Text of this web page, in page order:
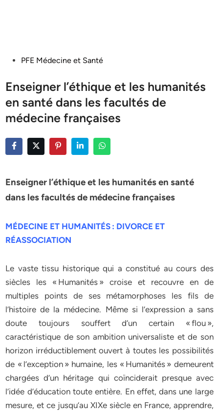
PostedPFE Médecine et Santé
Enseigner l’éthique et les humanités
en santé dans les facultés de
médecine françaises
Enseigner l’éthique et les humanités en santé
dans lesfacultés de médecine françaises
MÉDECINE ET HUMANITÉS : DIVORCE ET
RÉASSOCIATION
Le vaste tissu historique qui a constitué au cours des
siècles les « Humanités » croise et recouvre en de
multiples points de ses métamorphoses les fils de
l’histoire de la médecine. Même si l’expression a sans
doute toujours souffert d’un certain « flou »,
caractéristique de son ambition universaliste et de son
horizon irréductiblement ouvert à toutes les possibilités
de « l’exception » humaine, les « Humanités » demeurent
chargées d’un héritage qui coïnciderait presque avec
l’idée d’éducation toute entière. En effet, dans une large
mesure, et ce jusqu’au XIXe siècle en France, apprendre,